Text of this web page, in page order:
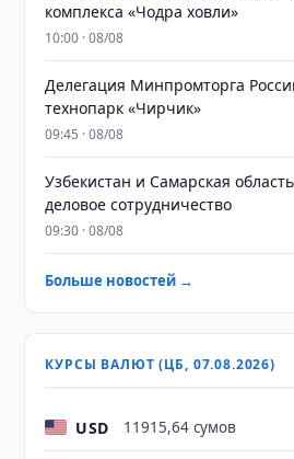
комплекса «Чодра ховли»
10:00 · 08/08
Делегация Минпромторга
технопарк «Чирчик»
09:45 · 08/08
Узбекистан и Самарская
деловое сотрудничество
09:30 · 08/08
Больше новостей →
КУРСЫ ВАЛЮТ (ЦБ, 07.08.2026)
USD 11915,64 сумов